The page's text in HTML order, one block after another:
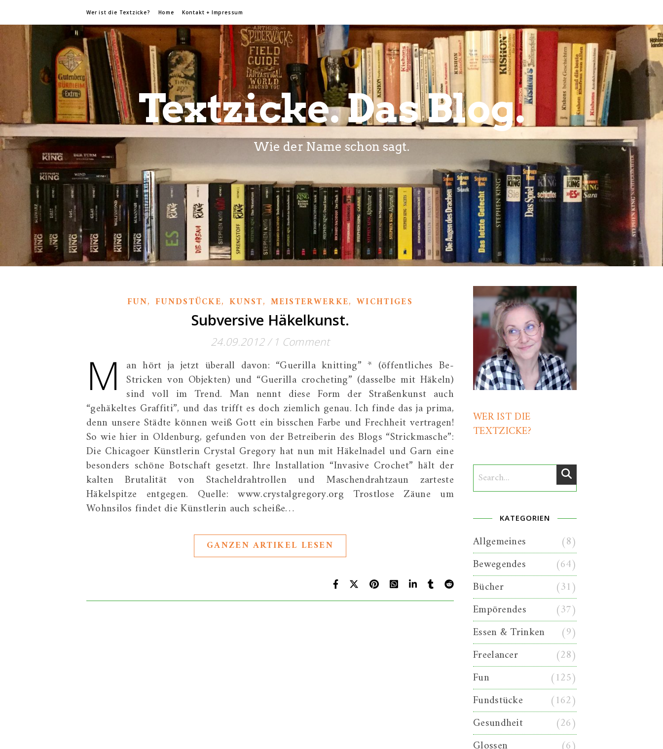
Wer ist die Textzicke? Home Kontakt + Impressum
Textzicke. Das Blog.
Wie der Name schon sagt.
FUN,FUNDSTÜCKE,KUNST, MEISTERWERKE,WICHTIGES
Subversive Häkelkunst.
24.09.2012 / 1 Comment
M an hört ja jetzt überall davon: “Guerilla knitting” * (öffentliches Be-
Stricken von Objekten) und “Guerilla crocheting” (dasselbe mit Häkeln)
sind voll im Trend. Man nennt diese Form der Straßenkunst auch
“gehäkeltes Graffiti”, und das trifft es doch ziemlich genau. Ich finde das ja prima,
denn unsere Städte können weiß Gott ein bisschen Farbe und Frechheit vertragen!
So wie hier in Oldenburg, gefunden von der Betreiberin des Blogs “Strickmasche”:
Die Chicagoer Künstlerin Crystal Gregory hat nun mit Häkelnadel und Garn eine
besonders schöne Botschaft gesetzt. Ihre Installation “Invasive Crochet” hält der
kalten Brutalität von Stacheldrahtrollen und Maschendrahtzaun zarteste
Häkelspitze entgegen. Quelle: www.crystalgregory.org Trostlose Zäune um
Wohnsilos findet die Künstlerin auch scheiße…
GANZEN ARTIKEL LESEN
WER IST DIE
TEXTZICKE?
KATEGORIEN
Allgemeines
(8)
Bewegendes
(64)
Bücher
(31)
Empörendes
(37)
Essen & Trinken
(9)
Freelancer
(28)
Fun
(125)
Fundstücke
(162)
Gesundheit
(26)